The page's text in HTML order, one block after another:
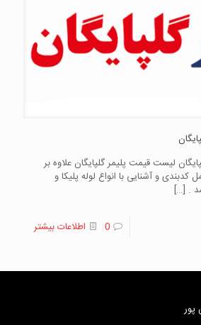
لیست قیمت پلیمر گلپایگان علاوه بر
و آشنایی با انواع لوله پلیکا و
.
[…]
0 اطلاعات بیشتر
پور